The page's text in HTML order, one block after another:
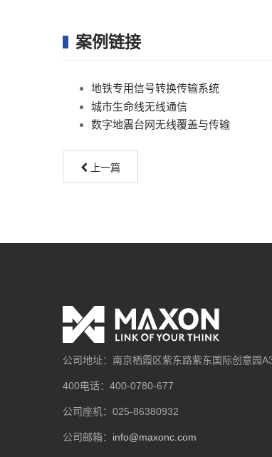
案例链接
地铁专用信号转换传输系统
城市生命线无线通信
数字地震台网无线覆盖与传输
上一篇
公司地址：南京栖霞区紫东路紫东国际创意园
400电话：400-0780-677
公司座机：025-86380932
公司邮箱： info@maxonc.com